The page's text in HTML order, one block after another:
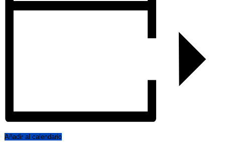
Añadir al calendario